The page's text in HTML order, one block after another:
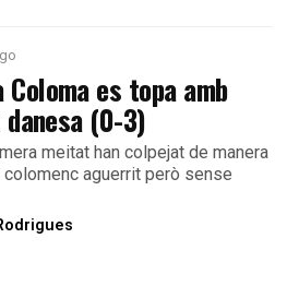
Coloma es topa amb
(0-3)
meitat han colpejat de manera
colomenc aguerrit però sense